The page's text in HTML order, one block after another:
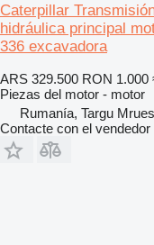
Caterpillar
hidráulica principal
336 excavadora
ARS 329.500 RON 1.000
Piezas del motor - motor
Rumanía, Targu Mrues
Contacte con el vendedor